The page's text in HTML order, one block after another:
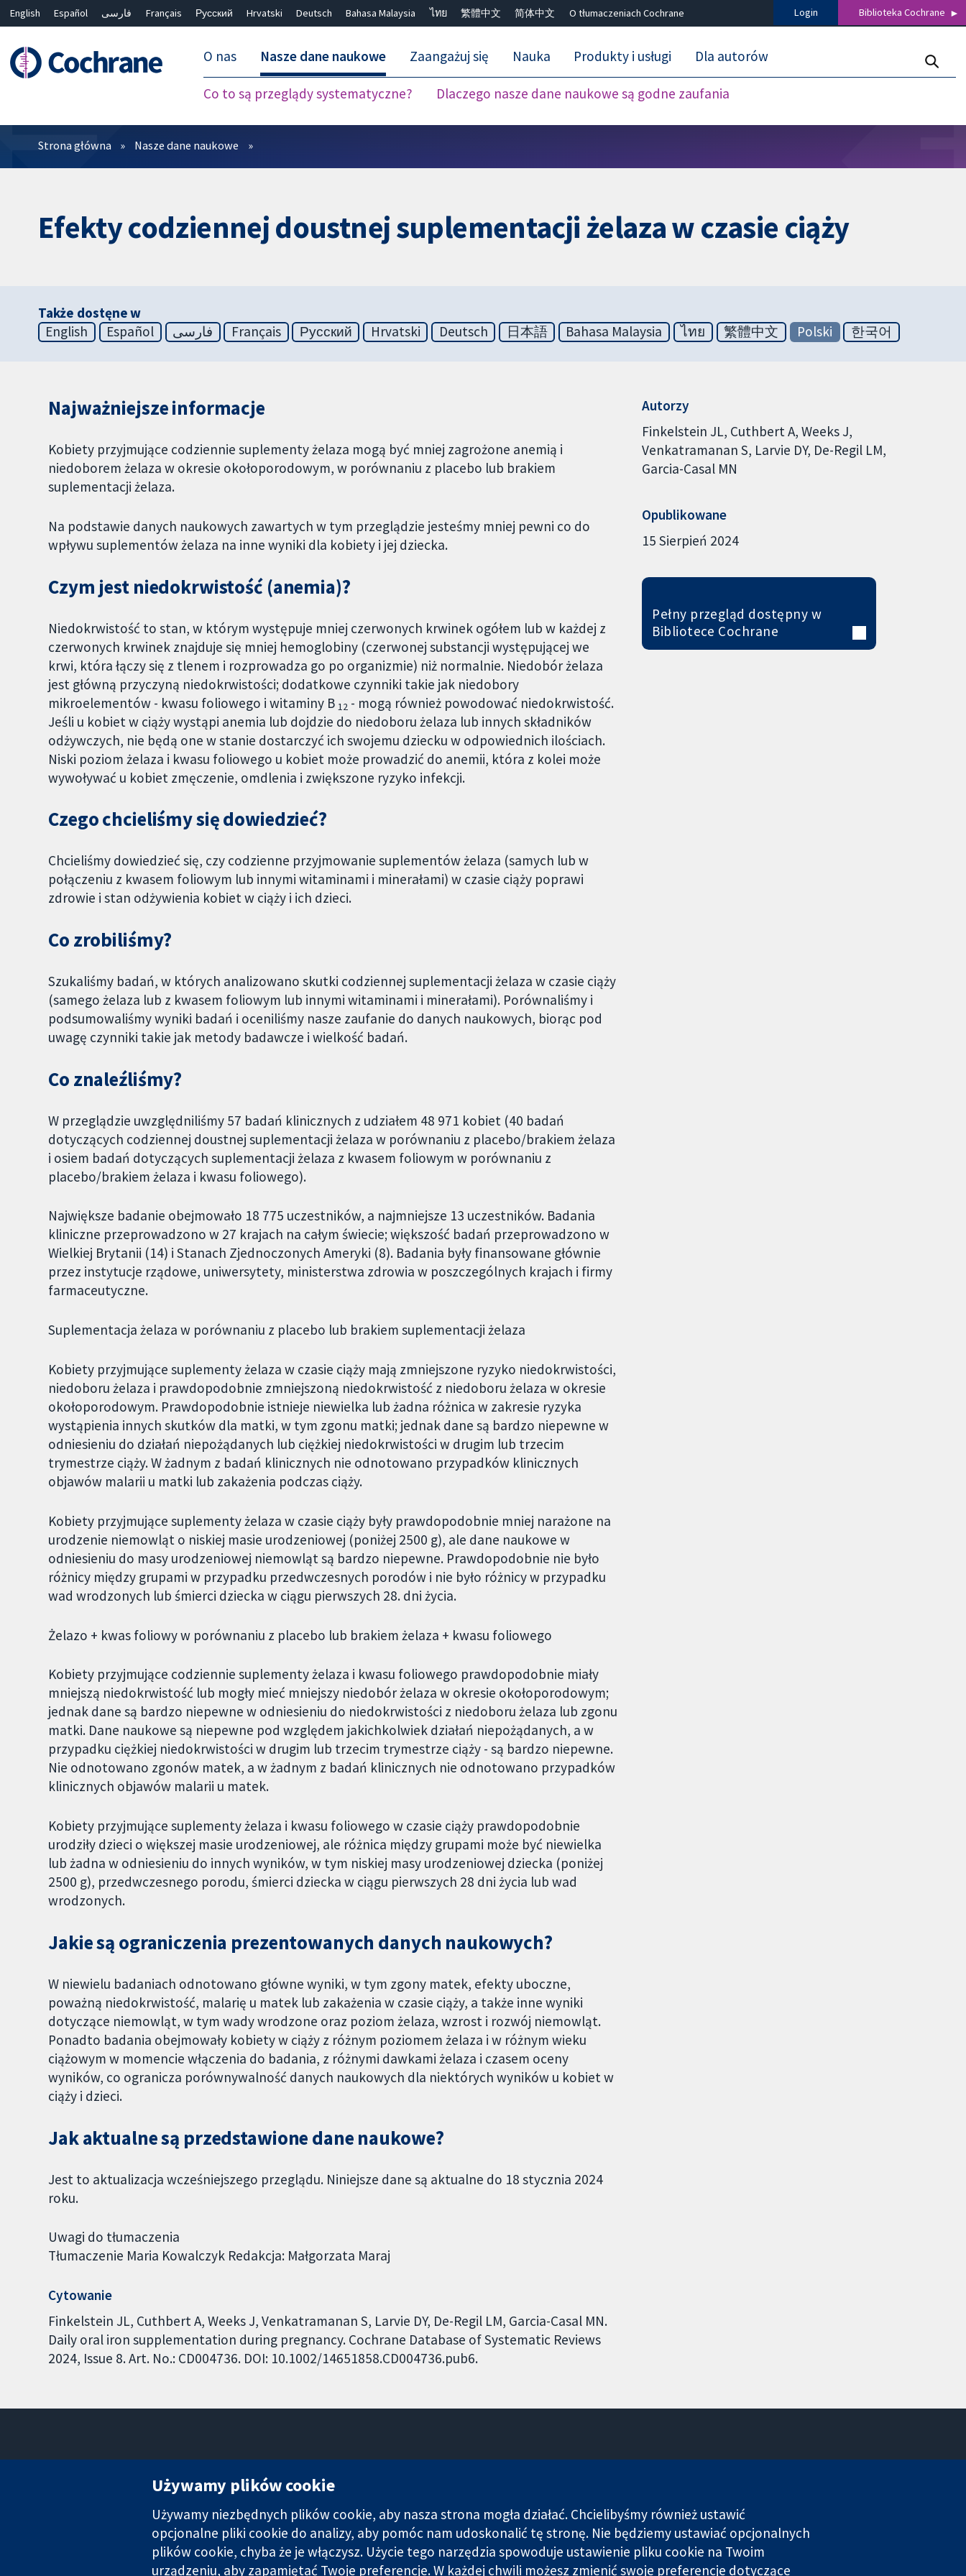
English Español فارسی Français Русский Hrvatski Deutsch Bahasa Malaysia ไทย 繁體中文 简体中文 O tłumaczeniach Cochrane Login Biblioteka Cochrane
O nas Nasze dane naukowe
Co to są przeglądy systematyczne? Dlaczego nasze dane naukowe są godne zaufania
Zaangażuj się Nauka Produkty i usługi Dla autorów
Filtry
Strona główna Nasze dane naukowe
Efekty codziennej doustnej suplementacji żelaza w czasie ciąży
Także dostęne w
English
Español فارسی Français Русский Hrvatski Deutsch 日本語 Bahasa Malaysia ไทย 繁體中文 Polski 한국어
Najważniejsze informacje
Kobiety przyjmujące codziennie suplementy żelaza mogą być mniej zagrożone anemią i
niedoborem żelaza w okresie okołoporodowym, w porównaniu z placebo lub brakiem
suplementacji żelaza.
Na podstawie danych naukowych zawartych w tym przeglądzie jesteśmy mniej pewni co do
wpływu suplementów żelaza na inne wyniki dla kobiety i jej dziecka.
Czym jest niedokrwistość (anemia)?
Niedokrwistość to stan, w którym występuje mniej czerwonych krwinek ogółem lub w każdej z
czerwonych krwinek znajduje się mniej hemoglobiny (czerwonej substancji występującej we
krwi, która łączy się z tlenem i rozprowadza go po organizmie) niż normalnie. Niedobór żelaza
jest główną przyczyną niedokrwistości; dodatkowe czynniki takie jak niedobory
mikroelementów - kwasu foliowego i witaminy B 12 - mogą również powodować niedokrwistość.
Jeśli u kobiet w ciąży wystąpi anemia lub dojdzie do niedoboru żelaza lub innych składników
odżywczych, nie będą one w stanie dostarczyć ich swojemu dziecku w odpowiednich ilościach.
Niski poziom żelaza i kwasu foliowego u kobiet może prowadzić do anemii, która z kolei może
wywoływać u kobiet zmęczenie, omdlenia i zwiększone ryzyko infekcji.
Czego chcieliśmy się dowiedzieć?
Chcieliśmy dowiedzieć się, czy codzienne przyjmowanie suplementów żelaza (samych lub w
połączeniu z kwasem foliowym lub innymi witaminami i minerałami) w czasie ciąży poprawi
zdrowie i stan odżywienia kobiet w ciąży i ich dzieci.
Co zrobiliśmy?
Szukaliśmy badań, w których analizowano skutki codziennej suplementacji żelaza w czasie ciąży
(samego żelaza lub z kwasem foliowym lub innymi witaminami i minerałami). Porównaliśmy i
podsumowaliśmy wyniki badań i oceniliśmy nasze zaufanie do danych naukowych, biorąc pod
uwagę czynniki takie jak metody badawcze i wielkość badań.
Co znaleźliśmy?
W przeglądzie uwzględniliśmy 57 badań klinicznych z udziałem 48 971 kobiet (40 badań
dotyczących codziennej doustnej suplementacji żelaza w porównaniu z placebo/brakiem żelaza
i osiem badań dotyczących suplementacji żelaza z kwasem foliowym w porównaniu z
placebo/brakiem żelaza i kwasu foliowego).
Największe badanie obejmowało 18 775 uczestników, a najmniejsze 13 uczestników. Badania
kliniczne przeprowadzono w 27 krajach na całym świecie; większość badań przeprowadzono w
Wielkiej Brytanii (14) i Stanach Zjednoczonych Ameryki (8). Badania były finansowane głównie
przez instytucje rządowe, uniwersytety, ministerstwa zdrowia w poszczególnych krajach i firmy
farmaceutyczne.
Suplementacja żelaza w porównaniu z placebo lub brakiem suplementacji żelaza
Kobiety przyjmujące suplementy żelaza w czasie ciąży mają zmniejszone ryzyko niedokrwistości,
niedoboru żelaza i prawdopodobnie zmniejszoną niedokrwistość z niedoboru żelaza w okresie
okołoporodowym. Prawdopodobnie istnieje niewielka lub żadna różnica w zakresie ryzyka
wystąpienia innych skutków dla matki, w tym zgonu matki; jednak dane są bardzo niepewne w
odniesieniu do działań niepożądanych lub ciężkiej niedokrwistości w drugim lub trzecim
trymestrze ciąży. W żadnym z badań klinicznych nie odnotowano przypadków klinicznych
objawów malarii u matki lub zakażenia podczas ciąży.
Kobiety przyjmujące suplementy żelaza w czasie ciąży były prawdopodobnie mniej narażone na
urodzenie niemowląt o niskiej masie urodzeniowej (poniżej 2500 g), ale dane naukowe w
odniesieniu do masy urodzeniowej niemowląt są bardzo niepewne. Prawdopodobnie nie było
różnicy między grupami w przypadku przedwczesnych porodów i nie było różnicy w przypadku
wad wrodzonych lub śmierci dziecka w ciągu pierwszych 28. dni życia.
Żelazo + kwas foliowy w porównaniu z placebo lub brakiem żelaza + kwasu foliowego
Kobiety przyjmujące codziennie suplementy żelaza i kwasu foliowego prawdopodobnie miały
mniejszą niedokrwistość lub mogły mieć mniejszy niedobór żelaza w okresie okołoporodowym;
jednak dane są bardzo niepewne w odniesieniu do niedokrwistości z niedoboru żelaza lub zgonu
matki. Dane naukowe są niepewne pod względem jakichkolwiek działań niepożądanych, a w
przypadku ciężkiej niedokrwistości w drugim lub trzecim trymestrze ciąży - są bardzo niepewne.
Nie odnotowano zgonów matek, a w żadnym z badań klinicznych nie odnotowano przypadków
klinicznych objawów malarii u matek.
Kobiety przyjmujące suplementy żelaza i kwasu foliowego w czasie ciąży prawdopodobnie
urodziły dzieci o większej masie urodzeniowej, ale różnica między grupami może być niewielka
lub żadna w odniesieniu do innych wyników, w tym niskiej masy urodzeniowej dziecka (poniżej
2500 g), przedwczesnego porodu, śmierci dziecka w ciągu pierwszych 28 dni życia lub wad
wrodzonych.
Jakie są ograniczenia prezentowanych danych naukowych?
W niewielu badaniach odnotowano główne wyniki, w tym zgony matek, efekty uboczne,
poważną niedokrwistość, malarię u matek lub zakażenia w czasie ciąży, a także inne wyniki
dotyczące niemowląt, w tym wady wrodzone oraz poziom żelaza, wzrost i rozwój niemowląt.
Ponadto badania obejmowały kobiety w ciąży z różnym poziomem żelaza i w różnym wieku
ciążowym w momencie włączenia do badania, z różnymi dawkami żelaza i czasem oceny
wyników, co ogranicza porównywalność danych naukowych dla niektórych wyników u kobiet w
ciąży i dzieci.
Jak aktualne są przedstawione dane naukowe?
Jest to aktualizacja wcześniejszego przeglądu. Niniejsze dane są aktualne do 18 stycznia 2024
roku.
Uwagi do tłumaczenia
Tłumaczenie Maria Kowalczyk Redakcja: Małgorzata Maraj
Cytowanie
Finkelstein JL, Cuthbert A, Weeks J, Venkatramanan S, Larvie DY, De-Regil LM, Garcia-Casal MN.
Daily oral iron supplementation during pregnancy. Cochrane Database of Systematic Reviews
2024, Issue 8. Art. No.: CD004736. DOI: 10.1002/14651858.CD004736.pub6.
Autorzy
Finkelstein JL Cuthbert A Weeks J
Venkatramanan S Larvie DY De-Regil LM
Garcia-Casal MN
Opublikowane
15 Sierpień 2024
Pełny przegląd dostępny w
Bibliotece Cochrane
Londyn
Wielka Brytania
O nas
Praca
Cochrane Library
Używamy plików cookie
Używamy niezbędnych plików cookie, aby nasza strona mogła działać. Chcielibyśmy również ustawić
opcjonalne pliki cookie do analizy, aby pomóc nam udoskonalić tę stronę. Nie będziemy ustawiać opcjonalnych
plików cookie, chyba że je włączysz. Użycie tego narzędzia spowoduje ustawienie pliku cookie na Twoim
urządzeniu, aby zapamiętać Twoje preferencje. W każdej chwili możesz zmienić swoje preferencje dotyczące